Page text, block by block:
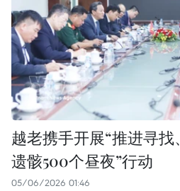
越老携手开展“推进寻
遗骸500个昼夜”行动
05/06/2026 01:46